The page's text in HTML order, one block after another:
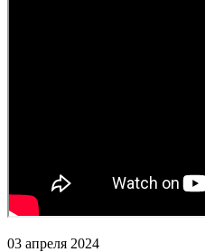
03 апреля 2024